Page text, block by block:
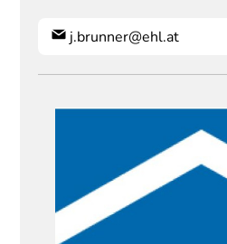
j.brunner@ehl.at